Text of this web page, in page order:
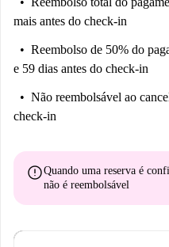
mais antes do check-in
Reembolso de 50% do
e 59 dias antes do check-in
Não reembolsável ao
check-in
errorQuando uma reserva é
não é reembolsável